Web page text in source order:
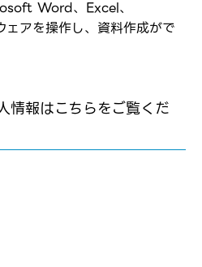
Word、Excel、
アを操作し、資料作成がで
情報はこちらをご覧くだ